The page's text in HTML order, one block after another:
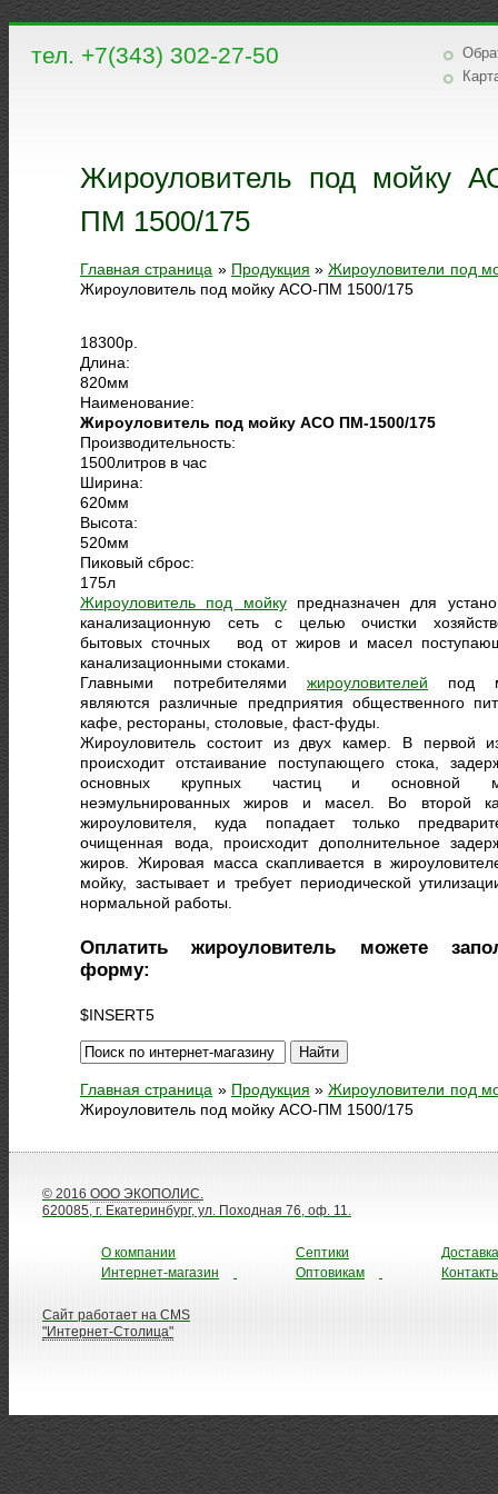
тел. +7(343) 302-27-50
Жироуловитель под мойку
ПМ 1500/175
Главная страница » Продукция » Жироуловители под
Жироуловитель под мойку АСО-ПМ 1500/175
18300р.
Длина:
820мм
Наименование:
Жироуловитель под мойку АСО ПМ-1500/175
Производительность:
1500литров в час
Ширина:
620мм
Высота:
520мм
Пиковый сброс:
175л
Жироуловитель под мойкупредназначен для
канализационную сеть с целью очистки
бытовых сточных вод от жиров и масел
канализационными стоками.
Главными потребителями жироуловителей под
являются различные предприятия общественного
кафе, рестораны, столовые, фаст-фуды.
Жироуловитель состоит из двух камер. В первой
происходит отстаивание поступающего стока,
основных крупных частиц и основной
неэмульнированных жиров и масел. Во второй
жироуловителя, куда попадает только
очищенная вода, происходит дополнительное
жиров. Жировая масса скапливается в
мойку, застывает и требует периодической
нормальной работы.
Оплатить жироуловитель можете
форму:
$INSERT5
Главная страница » Продукция » Жироуловители под
Жироуловитель под мойку АСО-ПМ 1500/175
© 2016 ООО ЭКОПОЛИС.
620085, г. Екатеринбург, ул. Походная 76, оф. 11.
О компании
Интернет-магазин
Септики
Оптовикам
Доставка
Сайт работает на CMS
"Интернет-Столица"